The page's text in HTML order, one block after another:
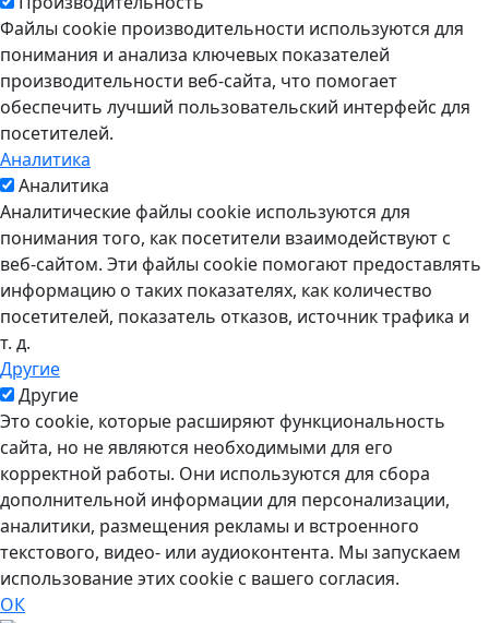
Файлы cookie производительности используются для
понимания и анализа ключевых показателей
производительности веб-сайта, что помогает
обеспечить лучший пользовательский интерфейс для
посетителей.
Аналитика
Аналитика
Аналитические файлы cookie используются для
понимания того, как посетители взаимодействуют с
веб-сайтом. Эти файлы cookie помогают предоставлять
информацию о таких показателях, как количество
посетителей, показатель отказов, источник трафика и
т. д.
Другие
Другие
Это cookie, которые расширяют функциональность
сайта, но не являются необходимыми для его
корректной работы. Они используются для сбора
дополнительной информации для персонализации,
аналитики, размещения рекламы и встроенного
текстового, видео- или аудиоконтента. Мы запускаем
использование этих cookie с вашего согласия.
ОК